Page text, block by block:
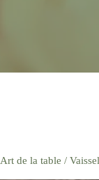
Art de la table /